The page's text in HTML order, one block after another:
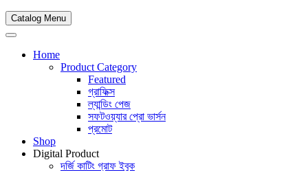
Catalog Menu
Home
Product Category
Featured
গ্রাফিক্স
ল্যান্ডিং পেজ
সফটওয়্যার প্রো ভার্সন
প্রমোট
Shop
Digital Product
দর্জি কাটিং গ্রাফ ইবুক